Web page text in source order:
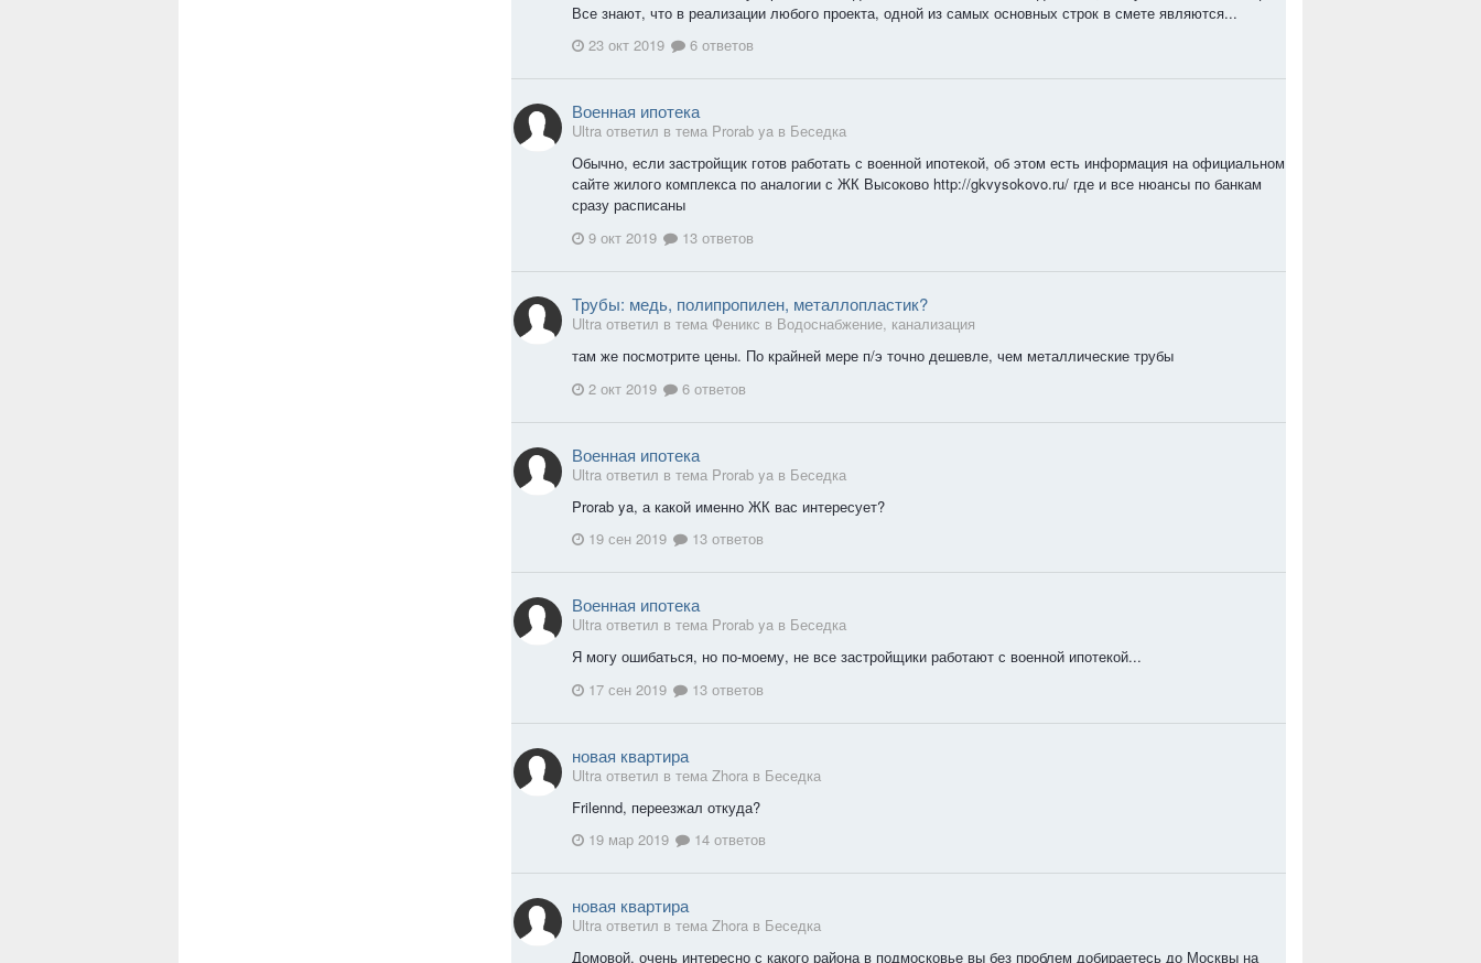
Все знают, что в реализации любого проекта, одной из самых основных строк в смете являются...
23 окт 2019
6 ответов
Военная ипотека
Ultra ответил в тема Prorab ya в Беседка
Обычно, если застройщик готов работать с военной ипотекой, об этом есть информация на официальном
сайте жилого комплекса по аналогии с ЖК Высоково http://gkvysokovo.ru/ где и все нюансы по банкам
сразу расписаны
9 окт 2019
13 ответов
Трубы: медь, полипропилен, металлопластик?
Ultra ответил в тема Феникс в Водоснабжение, канализация
там же посмотрите цены. По крайней мере п/э точно дешевле, чем металлические трубы
2 окт 2019
6 ответов
Военная ипотека
Ultra ответил в тема Prorab ya в Беседка
Prorab ya, а какой именно ЖК вас интересует?
19 сен 2019
13 ответов
Военная ипотека
Ultra ответил в тема Prorab ya в Беседка
Я могу ошибаться, но по-моему, не все застройщики работают с военной ипотекой...
17 сен 2019
13 ответов
новая квартира
Ultra ответил в тема Zhora в Беседка
Frilennd, переезжал откуда?
19 мар 2019
14 ответов
новая квартира
Ultra ответил в тема Zhora в Беседка
Домовой, очень интересно с какого района в подмосковье вы без проблем добираетесь до Москвы на